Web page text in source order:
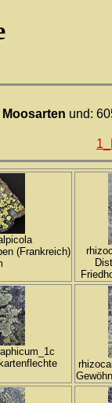
Moosarten und:
(Frankreich)